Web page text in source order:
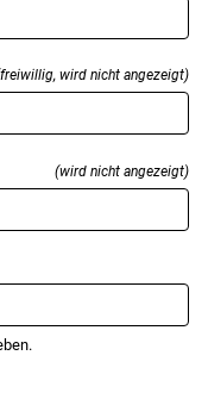
wird nicht angezeigt)
(wird nicht angezeigt)